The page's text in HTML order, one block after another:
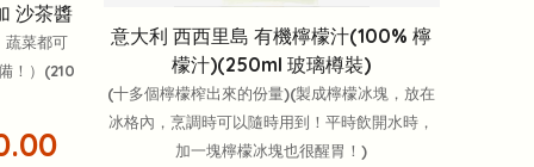
沙茶醬
蔬菜都可
！）(210
意大利 西西里島 有機檸檬汁(100% 檸
檬汁)(250ml 玻璃樽裝)
(十多個檸檬榨出來的份量)(製成檸檬冰塊，放在
冰格內，烹調時可以隨時用到！平時飲開水時，
加一塊檸檬冰塊也很醒胃！)